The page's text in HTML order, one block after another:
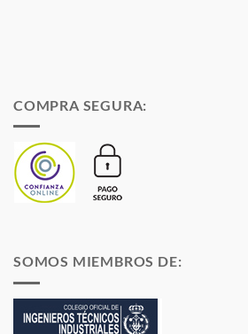
COMPRA SEGURA:
SOMOS MIEMBROS DE: